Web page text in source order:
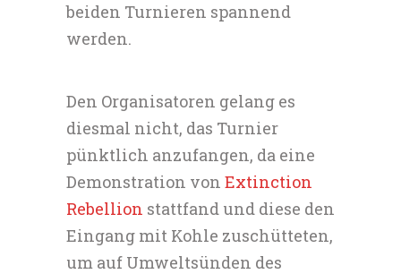
beiden Turnieren spannend
werden.
Den Organisatoren gelang es
diesmal nicht, das Turnier
pünktlich anzufangen, da eine
Demonstration von Extinction
Rebellion stattfand und diese den
Eingang mit Kohle zuschütteten,
um auf Umweltsünden des